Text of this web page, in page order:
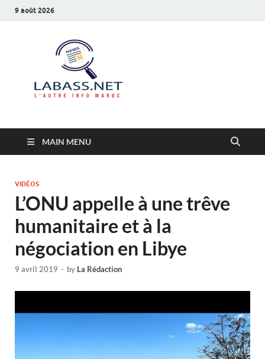
9 août 2026
MAIN MENU
VIDÉOS
L’ONU appelle à une trêve
humanitaire et à la
négociation en Libye
9 avril 2019 - by La Rédaction